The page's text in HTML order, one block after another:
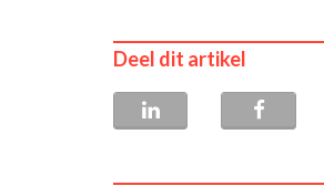
Deel dit artikel